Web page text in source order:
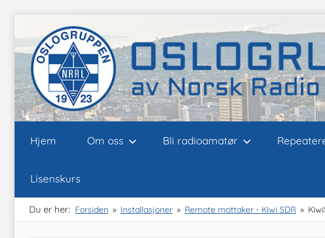
to
content
Oslogruppen
av
NRRL
Hjem Om oss Bli radioamatør
Lisenskurs
Du er her: Forsiden Installasjoner Remote mottaker - Kiwi SDR